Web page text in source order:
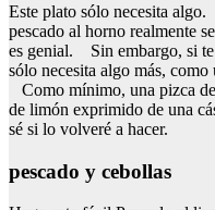
Este plato sólo necesita
pescado al horno realmente
es genial. Sin embargo, si
sólo necesita algo más,
Como mínimo, una pizca
de limón exprimido de una
sé si lo volveré a hacer.
pescado y cebollas